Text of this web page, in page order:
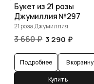
Букет из 21 розы
Джумиллия №297
21 роза Джумиллия
3 660₽ 3 290 ₽
Подробнее В корзину
Купить